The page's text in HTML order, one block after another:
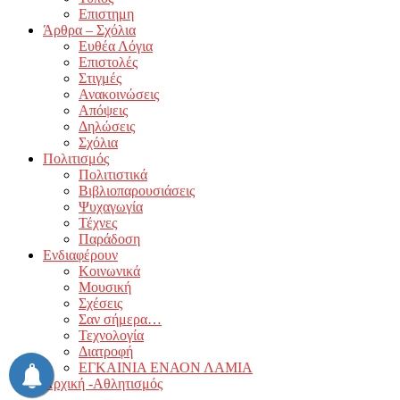
Επιστημη
Άρθρα – Σχόλια
Ευθέα Λόγια
Επιστολές
Στιγμές
Ανακοινώσεις
Απόψεις
Δηλώσεις
Σχόλια
Πολιτισμός
Πολιτιστικά
Βιβλιοπαρουσιάσεις
Ψυχαγωγία
Τέχνες
Παράδοση
Ενδιαφέρουν
Κοινωνικά
Μουσική
Σχέσεις
Σαν σήμερα…
Τεχνολογία
Διατροφή
ΕΓΚΑΙΝΙΑ ΕΝΑΟΝ ΛΑΜΙΑ
Αρχική -Αθλητισμός